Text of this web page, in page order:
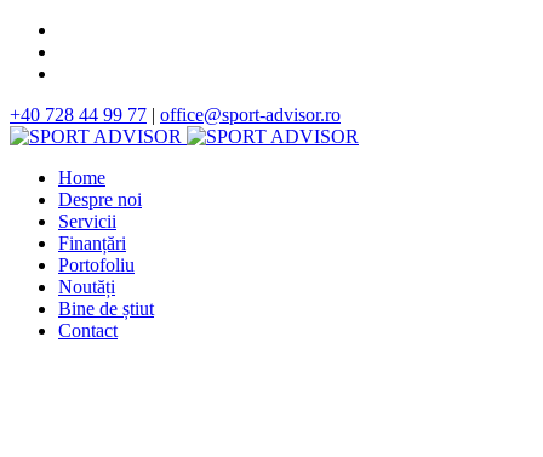
+40 728 44 99 77 | office@sport-advisor.ro
Home
Despre noi
Servicii
Finanțări
Portofoliu
Noutăți
Bine de știut
Contact